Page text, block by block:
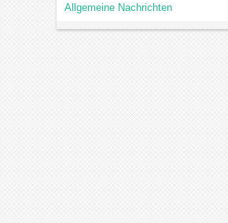
Allgemeine Nachrichten